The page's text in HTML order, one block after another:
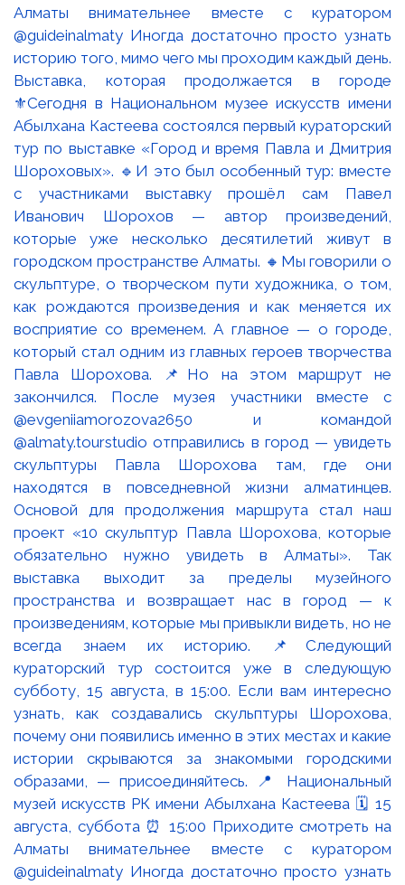
Выставка, которая продолжается в городе
⚜️Сегодня в Национальном музее искусств имени
Абылхана Кастеева состоялся первый кураторский
тур по выставке «Город и время Павла и Дмитрия
Шороховых». 🔹И это был особенный тур: вместе
с участниками выставку прошёл сам Павел
Иванович Шорохов — автор произведений,
которые уже несколько десятилетий живут в
городском пространстве Алматы. 🔸Мы говорили о
скульптуре, о творческом пути художника, о том,
как рождаются произведения и как меняется их
восприятие со временем. А главное — о городе,
который стал одним из главных героев творчества
Павла Шорохова. 📌Но на этом маршрут не
закончился. После музея участники вместе с
@evgeniiamorozova2650 и командой
@almaty.tourstudio отправились в город — увидеть
скульптуры Павла Шорохова там, где они
находятся в повседневной жизни алматинцев.
Основой для продолжения маршрута стал наш
проект «10 скульптур Павла Шорохова, которые
обязательно нужно увидеть в Алматы». Так
выставка выходит за пределы музейного
пространства и возвращает нас в город — к
произведениям, которые мы привыкли видеть, но не
всегда знаем их историю. 📌Следующий
кураторский тур состоится уже в следующую
субботу, 15 августа, в 15:00. Если вам интересно
узнать, как создавались скульптуры Шорохова,
почему они появились именно в этих местах и какие
истории скрываются за знакомыми городскими
образами, — присоединяйтесь. 📍 Национальный
музей искусств РК имени Абылхана Кастеева 🗓 15
августа, суббота ⏰ 15:00 Приходите смотреть на
Алматы внимательнее вместе с куратором
@guideinalmaty Иногда достаточно просто узнать